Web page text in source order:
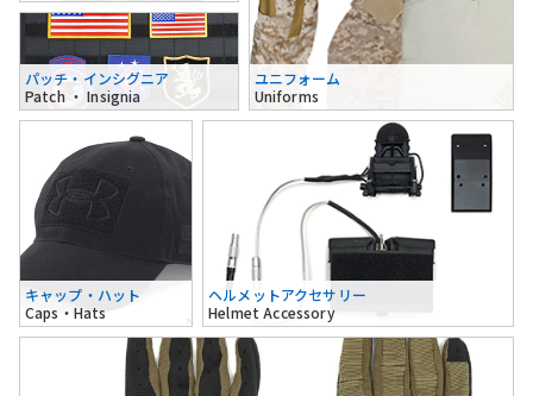
パッチ・インシグニア
Patch ・ Insignia
ユニフォーム
Uniforms
キャップ・ハット
Caps・Hats
ヘルメットアクセサリー
Helmet Accessory